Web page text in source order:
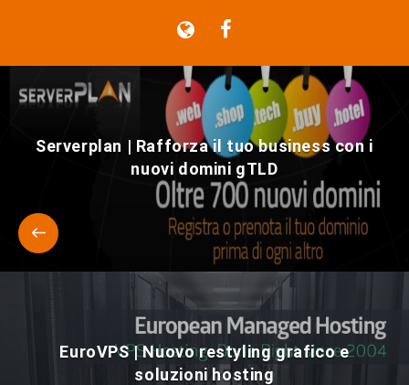
Serverplan | Rafforza il tuo business con i
nuovi domini gTLD
EuroVPS | Nuovo restyling grafico e
soluzioni hosting